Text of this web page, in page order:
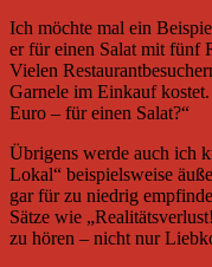
Ich möchte mal ein
er für einen Salat mit fünf
Vielen
Garnele im Einkauf
Euro – für einen Salat?“
Übrigens werde auch ich
Lokal“ beispielsweise
gar für zu niedrig
Sätze wie
zu hören – nicht nur